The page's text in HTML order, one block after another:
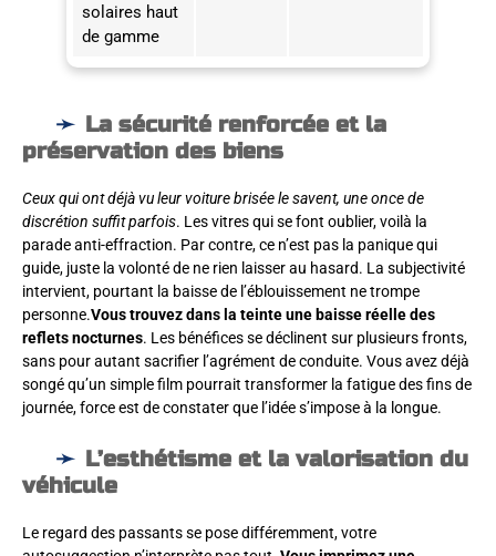
solaires haut
de gamme
La sécurité renforcée et la
préservation des biens
Ceux qui ont déjà vu leur voiture brisée le savent, une once de
discrétion suffit parfois. Les vitres qui se font oublier, voilà la
parade anti-effraction. Par contre, ce n’est pas la panique qui
guide, juste la volonté de ne rien laisser au hasard. La subjectivité
intervient, pourtant la baisse de l’éblouissement ne trompe
personne.Vous trouvez dans la teinte une baisse réelle des
reflets nocturnes. Les bénéfices se déclinent sur plusieurs fronts,
sans pour autant sacrifier l’agrément de conduite. Vous avez déjà
songé qu’un simple film pourrait transformer la fatigue des fins de
journée, force est de constater que l’idée s’impose à la longue.
L’esthétisme et la valorisation du
véhicule
Le regard des passants se pose différemment, votre